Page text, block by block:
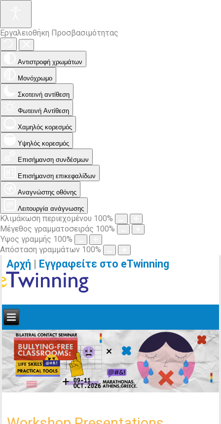
Εργαλειοθήκη Προσβασιμότητας
Αντιστροφή χρωμάτων
Μονόχρωμο
Σκοτεινή αντίθεση
Φωτεινή Αντίθεση
Χαμηλός κορεσμός
Υψηλός κορεσμός
Επισήμανση συνδέσμων
Επισήμανση επικεφαλίδων
Αναγνώστης οθόνης
Λειτουργία ανάγνωσης
Κλιμάκωση περιεχομένου 100%
Μέγεθος γραμματοσειράς 100%
Ύψος γραμμής 100%
Απόσταση γραμμάτων 100%
Αρχή | Εγγραφείτε στο eTwinning